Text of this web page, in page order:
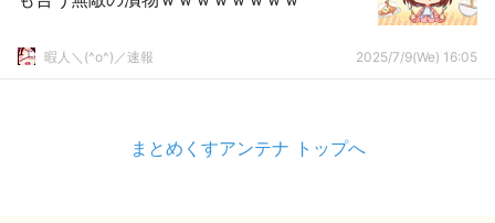
暇人＼(^o^)／速報 2025/7/9(We) 16:05
まとめくすアンテナ トップへ